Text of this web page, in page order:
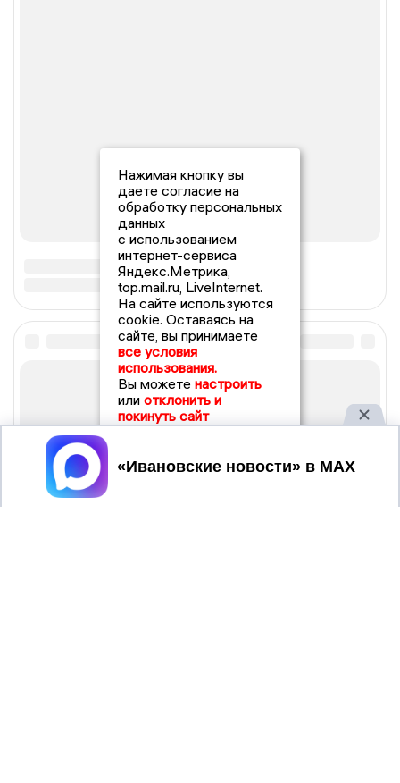
Нажимая кнопку вы
даете согласие на
обработку персональных
данных
с использованием
интернет-сервиса
Яндекс.Метрика,
top.mail.ru, LiveInternet.
На сайте используются
cookie. Оставаясь на
сайте, вы принимаете
все условия
использования.
Вы можете настроить
или отклонить и
покинуть сайт
Принять